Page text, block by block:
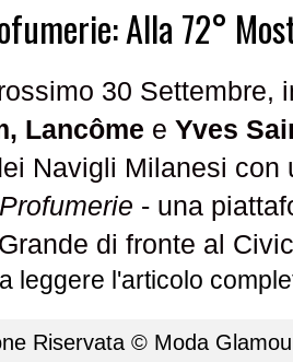
Alla 72°
30 Settembre,
Lancôme e Yves
Navigli Milanesi
- una
di fronte al
leggere l'articolo
Riservata © Moda